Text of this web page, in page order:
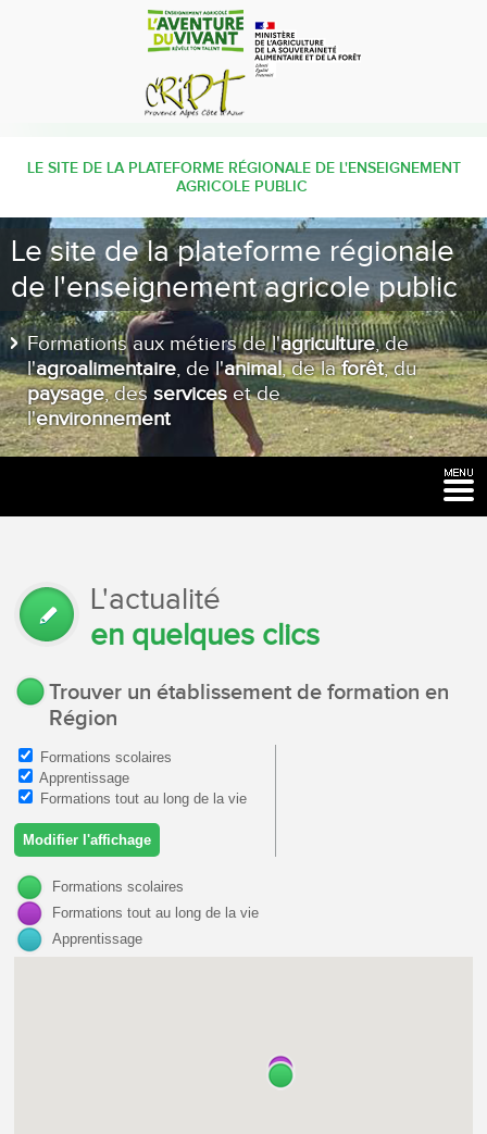
LE SITE DE LA PLATEFORME RÉGIONALE DE L'ENSEIGNEMENT
AGRICOLE PUBLIC
Le site de la plateforme régionale
de l'enseignement agricole public
Formations aux métiers de l'agriculture, de
l'agroalimentaire, de l'animal, de laforêt, du
paysage, des serviceset de
l'environnement
L'actualité
en quelques clics
Trouver un établissement de formation en
Région
Formations scolaires
Apprentissage
Formations tout au long de la vie
Formations scolaires
Formations tout au long de la vie
Apprentissage